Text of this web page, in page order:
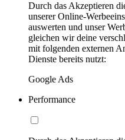
Durch das Akzeptieren
unserer Online-
auswerten und unser
gleichen wir deine
mit folgenden externen
Dienste bereits nutzt:
Google Ads
Performance